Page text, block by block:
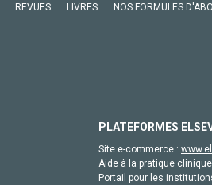
REVUES LIVRES NOS FORMULES
PLATEFORMES
Site e-commerce :
Aide à la pratique
Portail pour les